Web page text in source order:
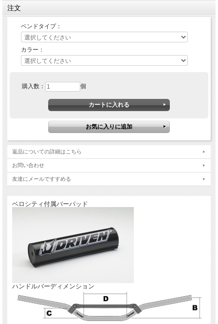
注文
ベンドタイプ：
カラー：
購入数： 個
返品についての詳細はこちら
お問い合わせ
友達にメールですすめる
ベロシティ付属バーパッド
ハンドルバーディメンション